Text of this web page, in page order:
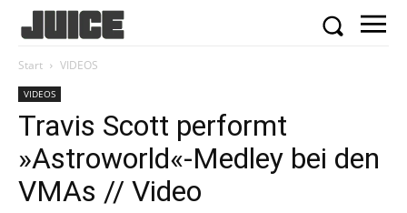
Start VIDEOS
VIDEOS
Travis Scott performt
»Astroworld«-Medley bei den
VMAs // Video